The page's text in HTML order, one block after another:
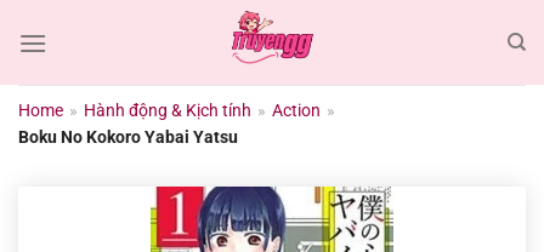
đến
dungHome » Hành động & Kịch tính » Action »
Boku No Kokoro Yabai Yatsu